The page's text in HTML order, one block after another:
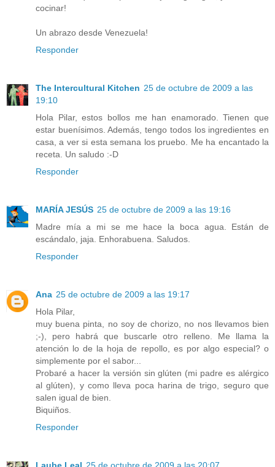
cocinar!
Un abrazo desde Venezuela!
Responder
The Intercultural Kitchen 25 de octubre de 2009 a las
19:10
Hola Pilar, estos bollos me han enamorado. Tienen que
estar buenísimos. Además, tengo todos los ingredientes en
casa, a ver si esta semana los pruebo. Me ha encantado la
receta. Un saludo :-D
Responder
MARÍA JESÚS 25 de octubre de 2009 a las 19:16
Madre mía a mi se me hace la boca agua. Están de
escándalo, jaja. Enhorabuena. Saludos.
Responder
Ana 25 de octubre de 2009 a las 19:17
Hola Pilar,
muy buena pinta, no soy de chorizo, no nos llevamos bien
;-), pero habrá que buscarle otro relleno. Me llama la
atención lo de la hoja de repollo, es por algo especial? o
simplemente por el sabor...
Probaré a hacer la versión sin glúten (mi padre es alérgico
al glúten), y como lleva poca harina de trigo, seguro que
salen igual de bien.
Biquiños.
Responder